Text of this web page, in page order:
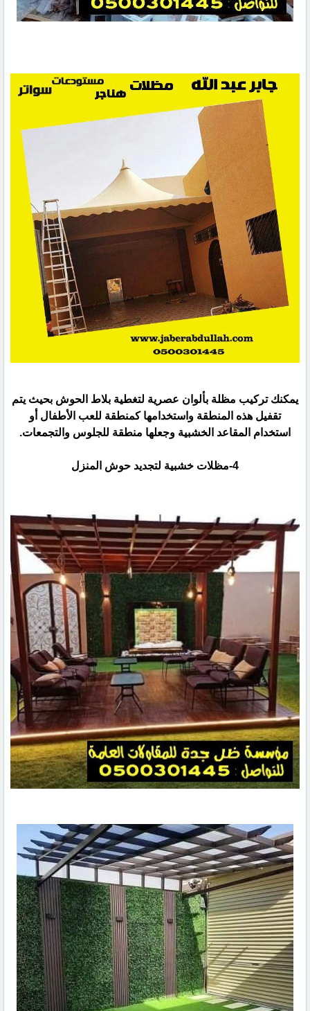
يمكنك تركيب مظلة بألوان عصرية لتغطية بلاط الحوش بحيث يتم
تقفيل هذه المنطقة واستخدامها كمنطقة للعب الأطفال أو
‏استخدام المقاعد الخشبية وجعلها منطقة للجلوس والتجمعات.‏